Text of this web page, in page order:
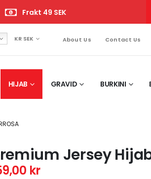
Frakt 49 SEK
KR SEK About Us Contact Us
HIJAB GRAVID BURKINI
Jersey
kr